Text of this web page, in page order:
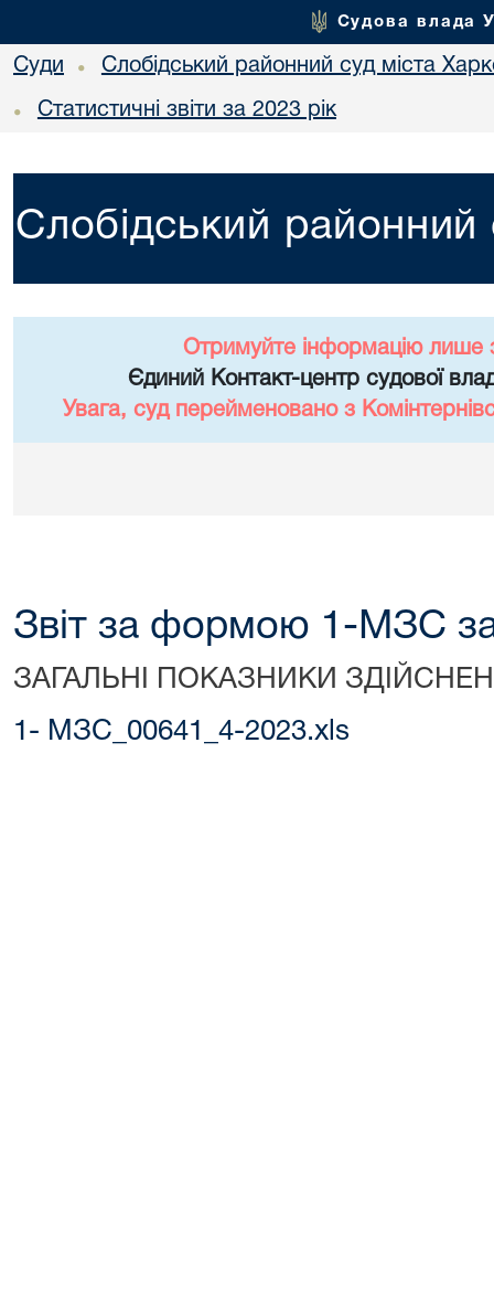
Судова влада
Суди • Слобідський районний суд міста
• Статистичні звіти за 2023 рік
Слобідський районний
Отримуйте інформацію лише
Єдиний Контакт-центр судової
Увага, суд перейменовано з
Звіт за формою 1-МЗС за
ЗАГАЛЬНІ ПОКАЗНИКИ
1- МЗС_00641_4-2023.xls